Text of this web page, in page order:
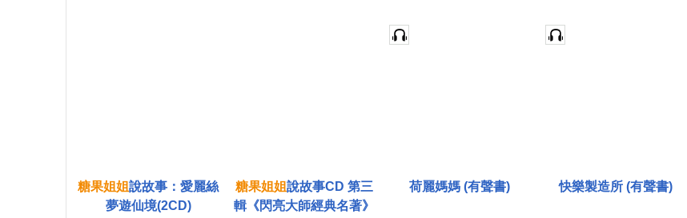
糖果姐姐說故事：愛麗絲
夢遊仙境(2CD)
糖果姐姐說故事CD 第三
輯《閃亮大師經典名著》
荷麗媽媽 (有聲書) 快樂製造所 (有聲書)